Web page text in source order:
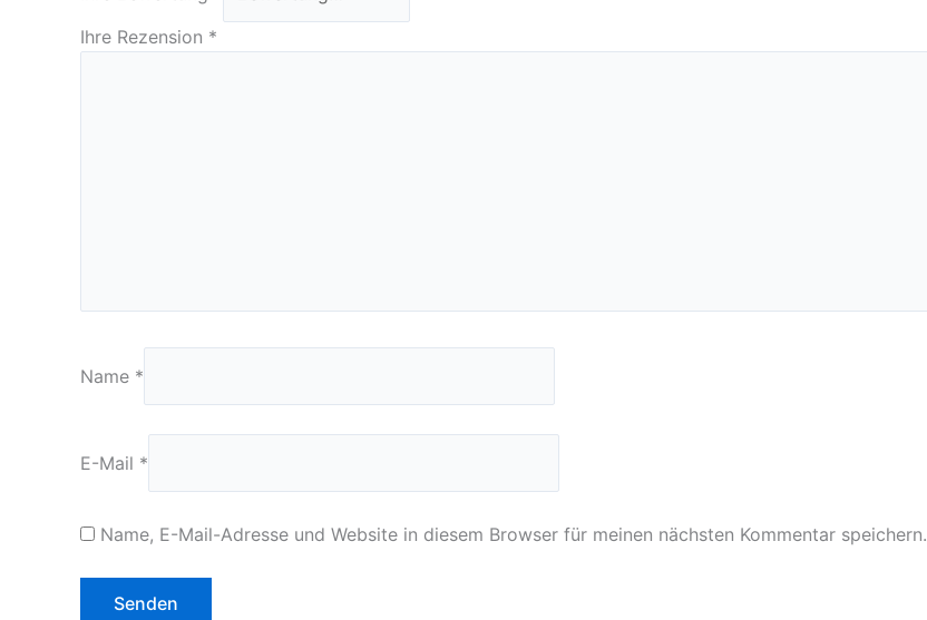
Ihre Rezension *
Name *
E-Mail *
Name, E-Mail-Adresse und Website in diesem Browser für meinen nächsten Kommentar speichern.